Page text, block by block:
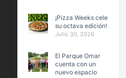
¡Pizza Weeks celebra
su octava edición!
Julio 30, 2026
El Parque Omar
cuenta con un
nuevo espacio